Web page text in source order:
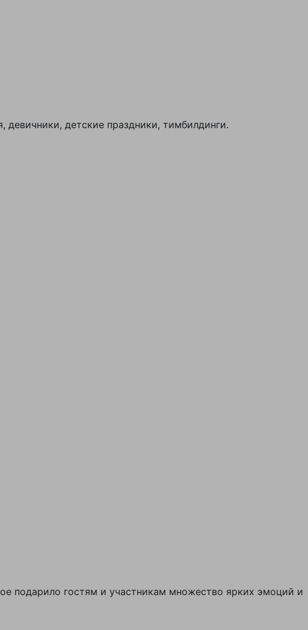
детские праздники, тимбилдинги.
подарило гостям и участникам множество ярких эмоций и